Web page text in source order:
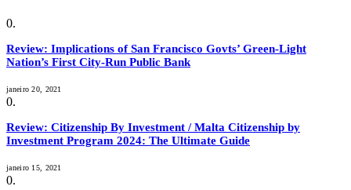
Review: Implications of San Francisco Govts’ Green-Light
Nation’s First City-Run Public Bank
janeiro 20, 2021
Review: Citizenship By Investment / Malta Citizenship by
Investment Program 2024: The Ultimate Guide
janeiro 15, 2021